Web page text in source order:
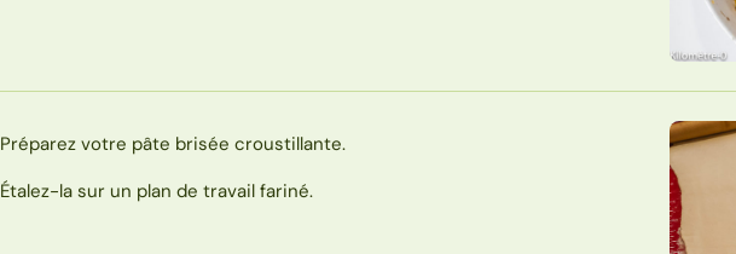
Préparez votre pâte brisée croustillante.
Étalez-la sur un plan de travail fariné.